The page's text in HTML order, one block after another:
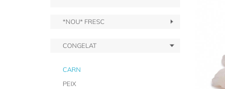
*NOU* FRESC
CONGELAT
CARN
PEIX